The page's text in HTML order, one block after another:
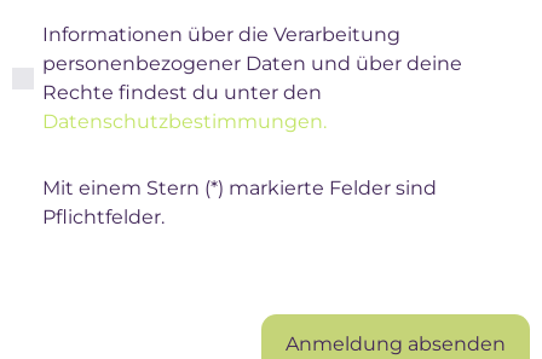
Informationen über die Verarbeitung
personenbezogener Daten und über deine
Rechte findest du unter den
Datenschutzbestimmungen.
Mit einem Stern (*) markierte Felder sind
Pflichtfelder.
Anmeldung absenden